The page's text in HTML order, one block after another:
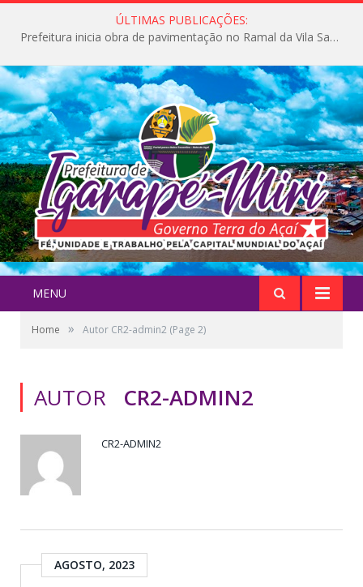
ÚLTIMAS PUBLICAÇÕES:
Prefeitura inicia obra de pavimentação no Ramal da Vila Santa Maria do Icatu
MENU
Home » Autor CR2-admin2 (Page 2)
AUTOR CR2-ADMIN2
CR2-ADMIN2
AGOSTO, 2023